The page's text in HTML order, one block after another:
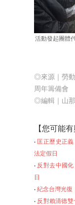
活動發起團體
◎來源｜ 勞
周年籌備會
◎編輯 ｜山
【您可 能有
‧ 匡正歷史正
法定假日
‧ 反對去中國
日
‧ 紀念台灣光復
‧ 反對賴清德